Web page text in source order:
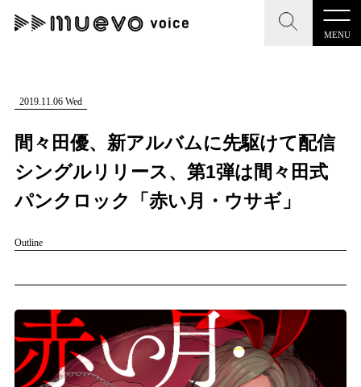
MENU
CLOSE
記事を検索する
#男性シンガー #HR/HM #女性シンガー
#ヒップホップ #男性シンガーグループ #R&B/ソウル
CLOSE
"読者の声を形にする”音楽特化メディア
記事一覧
会社概要
お問い合わせ
記事リクエスト
2019.11.06 Wed
間々田優、新アルバムに先駆けて配信
シングルリリース、第1弾は間々田式
パンクロック「赤い月・ウサギ」
Outline